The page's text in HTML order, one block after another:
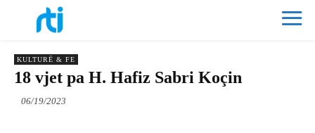
KULTURË & FE
18 vjet pa H. Hafiz Sabri Koçin
06/19/2023